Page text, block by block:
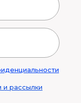
и рассылки